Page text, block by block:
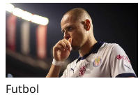
Futbol